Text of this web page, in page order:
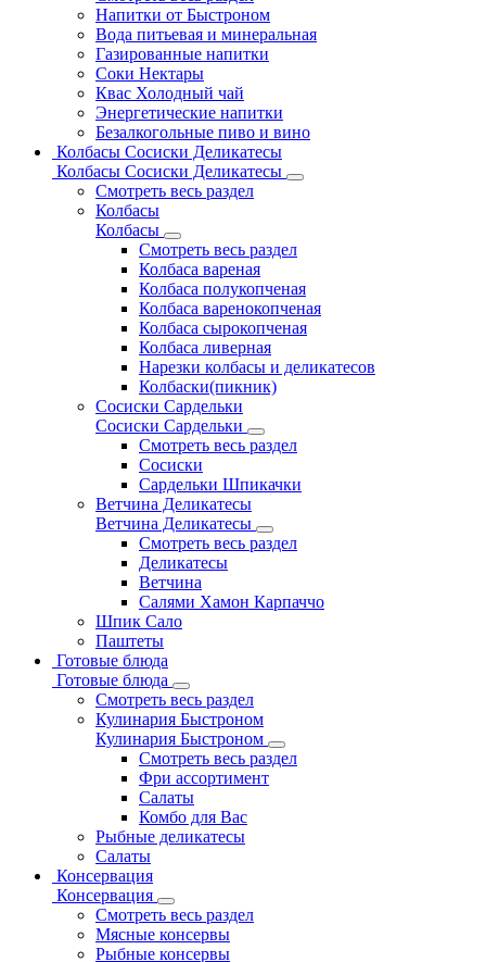
Напитки от Быстроном
Вода питьевая и минеральная
Газированные напитки
Соки Нектары
Квас Холодный чай
Энергетические напитки
Безалкогольные пиво и вино
Колбасы Сосиски Деликатесы
Колбасы Сосиски Деликатесы
Смотреть весь раздел
Колбасы
Колбасы
Смотреть весь раздел
Колбаса вареная
Колбаса полукопченая
Колбаса варенокопченая
Колбаса сырокопченая
Колбаса ливерная
Нарезки колбасы и деликатесов
Колбаски(пикник)
Сосиски Сардельки
Сосиски Сардельки
Смотреть весь раздел
Сосиски
Сардельки Шпикачки
Ветчина Деликатесы
Ветчина Деликатесы
Смотреть весь раздел
Деликатесы
Ветчина
Салями Хамон Карпаччо
Шпик Сало
Паштеты
Готовые блюда
Готовые блюда
Смотреть весь раздел
Кулинария Быстроном
Кулинария Быстроном
Смотреть весь раздел
Фри ассортимент
Салаты
Комбо для Вас
Рыбные деликатесы
Салаты
Консервация
Консервация
Смотреть весь раздел
Мясные консервы
Рыбные консервы